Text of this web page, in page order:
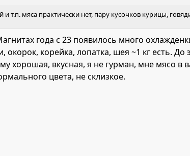
и т.п. мяса практически нет, пару кусочков курицы,
года с 23 появилось много
окорок, корейка, лопатка, шея ~1 кг есть.
хорошая, вкусная, я не гурман, мне мясо в
цвета, не склизкое.